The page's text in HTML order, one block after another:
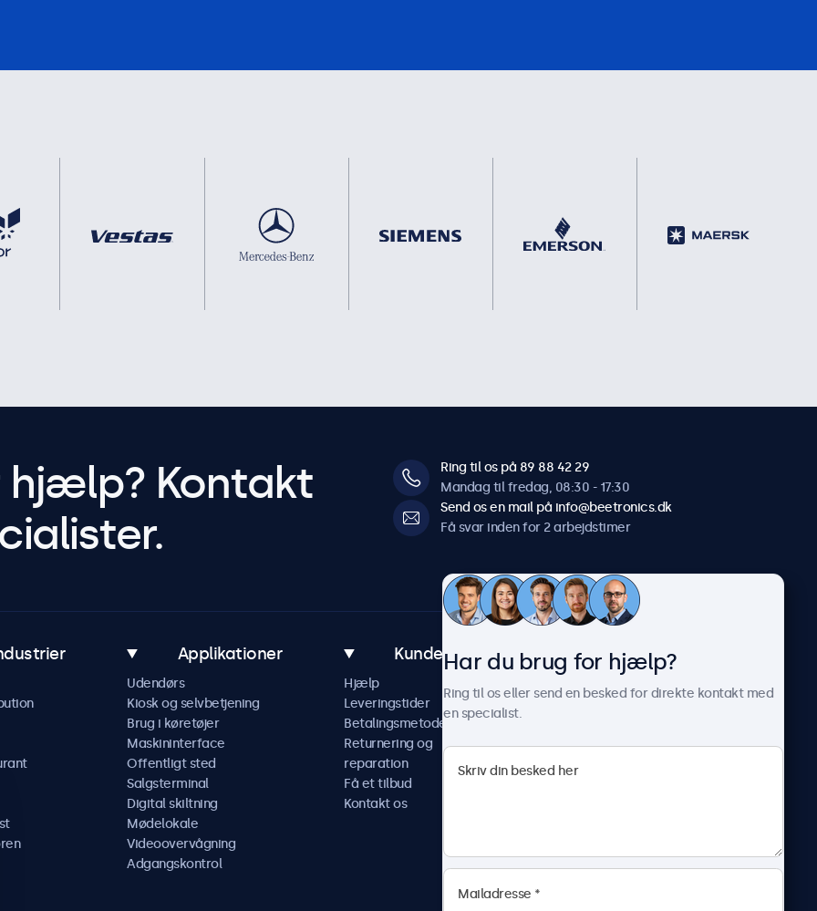
hjælp? Kontakt
Ring til os på 89 88 42 29
Mandag til fredag, 08:30 - 17:30
Send os en mail på info@beetronics.dk
Få svar inden for 2 arbejdstimer
Applikationer
Udendørs
Kiosk og selvbetjening
Brug i køretøjer
Maskininterface
Offentligt sted
Salgsterminal
Digital skiltning
Mødelokale
Videoovervågning
Adgangskontrol
Kundeservice
Hjælp
Leveringstider
Betalingsmetoder
Returnering og
reparation
Få et tilbud
Kontakt os
Om Beetronics
Arbejd hos os
Har du brug for hjælp?
Ring til os eller send en besked for direkte kontakt med
en specialist.